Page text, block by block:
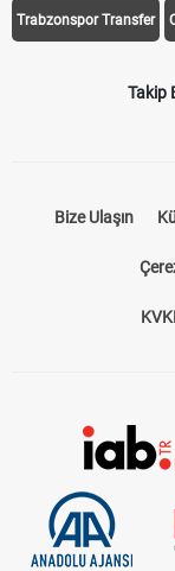
Trabzonspor Transfer
Takip
Bize Ulaşın